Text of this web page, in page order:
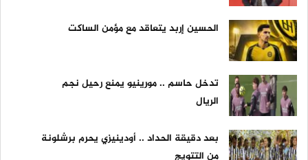
الحسين إربد يتعاقد مع مؤمن الساكت
تدخل حاسم .. مورينيو يمنع رحيل نجم
الريال
بعد دقيقة الحداد .. أودينيزي يحرم برشلونة
من التتويج